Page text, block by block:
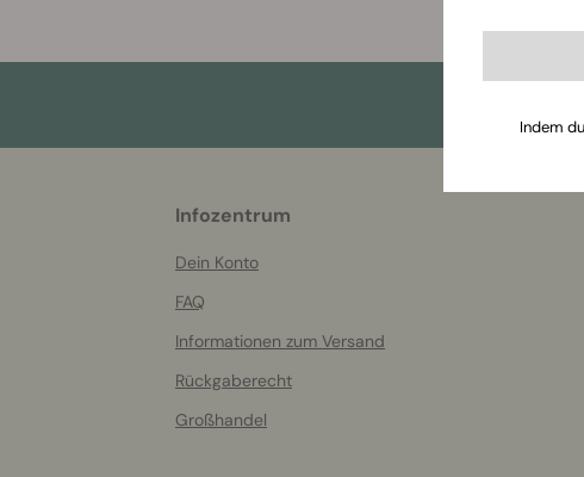
Infozentrum
Dein Konto
FAQ
Informationen zum Versand
Rückgaberecht
Großhandel
Indem